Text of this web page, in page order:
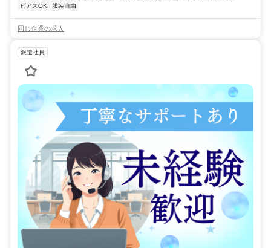
ピアスOK
服装自由
同じ企業の求人
派遣社員